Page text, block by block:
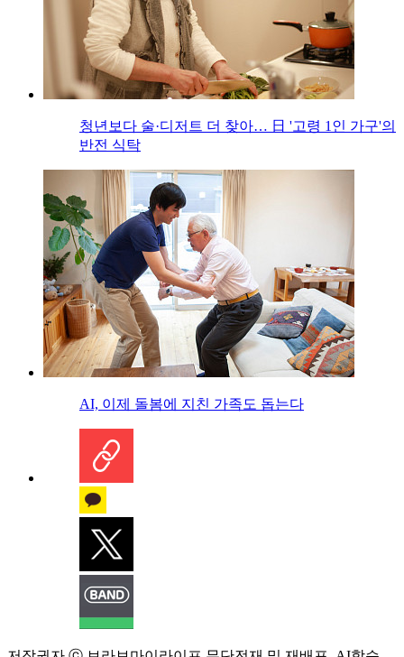
청년보다 술·디저트 더 찾아… 日 '고령 1인 가구'의
반전 식탁
AI, 이제 돌봄에 지친 가족도 돕는다